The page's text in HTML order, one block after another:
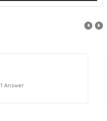
1 Answer